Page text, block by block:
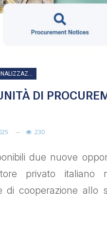
INTERNAZIONALIZZAZIONE
DI
230
due nuove
privato italiano
di cooperazione allo